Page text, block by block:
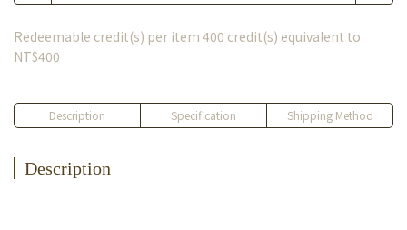
Redeemable credit(s) per item 400 credit(s) equivalent to
NT$400
Description Specification Shipping Method
Description